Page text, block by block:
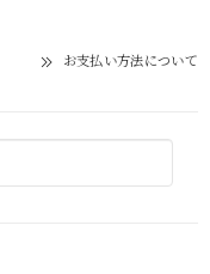
お支払い方法について